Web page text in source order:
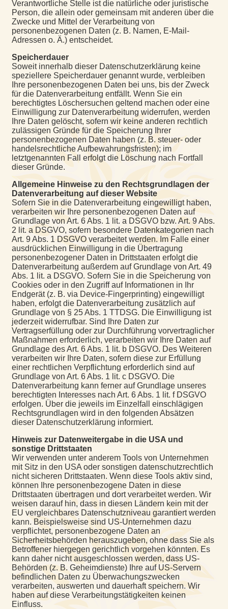
Verantwortliche Stelle ist die natürliche oder juristische
Person, die allein oder gemeinsam mit anderen über die
Zwecke und Mittel der Verarbeitung von
personenbezogenen Daten (z. B. Namen, E-Mail-
Adressen o. Ä.) entscheidet.
Speicherdauer
Soweit innerhalb dieser Datenschutzerklärung keine
speziellere Speicherdauer genannt wurde, verbleiben
Ihre personenbezogenen Daten bei uns, bis der Zweck
für die Datenverarbeitung entfällt. Wenn Sie ein
berechtigtes Löschersuchen geltend machen oder eine
Einwilligung zur Datenverarbeitung widerrufen, werden
Ihre Daten gelöscht, sofern wir keine anderen rechtlich
zulässigen Gründe für die Speicherung Ihrer
personenbezogenen Daten haben (z. B. steuer- oder
handelsrechtliche Aufbewahrungsfristen); im
letztgenannten Fall erfolgt die Löschung nach Fortfall
dieser Gründe.
Allgemeine Hinweise zu den Rechtsgrundlagen der
Datenverarbeitung auf dieser Website
Sofern Sie in die Datenverarbeitung eingewilligt haben,
verarbeiten wir Ihre personenbezogenen Daten auf
Grundlage von Art. 6 Abs. 1 lit. a DSGVO bzw. Art. 9 Abs.
2 lit. a DSGVO, sofern besondere Datenkategorien nach
Art. 9 Abs. 1 DSGVO verarbeitet werden. Im Falle einer
ausdrücklichen Einwilligung in die Übertragung
personenbezogener Daten in Drittstaaten erfolgt die
Datenverarbeitung außerdem auf Grundlage von Art. 49
Abs. 1 lit. a DSGVO. Sofern Sie in die Speicherung von
Cookies oder in den Zugriff auf Informationen in Ihr
Endgerät (z. B. via Device-Fingerprinting) eingewilligt
haben, erfolgt die Datenverarbeitung zusätzlich auf
Grundlage von § 25 Abs. 1 TTDSG. Die Einwilligung ist
jederzeit widerrufbar. Sind Ihre Daten zur
Vertragserfüllung oder zur Durchführung vorvertraglicher
Maßnahmen erforderlich, verarbeiten wir Ihre Daten auf
Grundlage des Art. 6 Abs. 1 lit. b DSGVO. Des Weiteren
verarbeiten wir Ihre Daten, sofern diese zur Erfüllung
einer rechtlichen Verpflichtung erforderlich sind auf
Grundlage von Art. 6 Abs. 1 lit. c DSGVO. Die
Datenverarbeitung kann ferner auf Grundlage unseres
berechtigten Interesses nach Art. 6 Abs. 1 lit. f DSGVO
erfolgen. Über die jeweils im Einzelfall einschlägigen
Rechtsgrundlagen wird in den folgenden Absätzen
dieser Datenschutzerklärung informiert.
Hinweis zur Datenweitergabe in die USA und
sonstige Drittstaaten
Wir verwenden unter anderem Tools von Unternehmen
mit Sitz in den USA oder sonstigen datenschutzrechtlich
nicht sicheren Drittstaaten. Wenn diese Tools aktiv sind,
können Ihre personenbezogene Daten in diese
Drittstaaten übertragen und dort verarbeitet werden. Wir
weisen darauf hin, dass in diesen Ländern kein mit der
EU vergleichbares Datenschutzniveau garantiert werden
kann. Beispielsweise sind US-Unternehmen dazu
verpflichtet, personenbezogene Daten an
Sicherheitsbehörden herauszugeben, ohne dass Sie als
Betroffener hiergegen gerichtlich vorgehen könnten. Es
kann daher nicht ausgeschlossen werden, dass US-
Behörden (z. B. Geheimdienste) Ihre auf US-Servern
befindlichen Daten zu Überwachungszwecken
verarbeiten, auswerten und dauerhaft speichern. Wir
haben auf diese Verarbeitungstätigkeiten keinen
Einfluss.